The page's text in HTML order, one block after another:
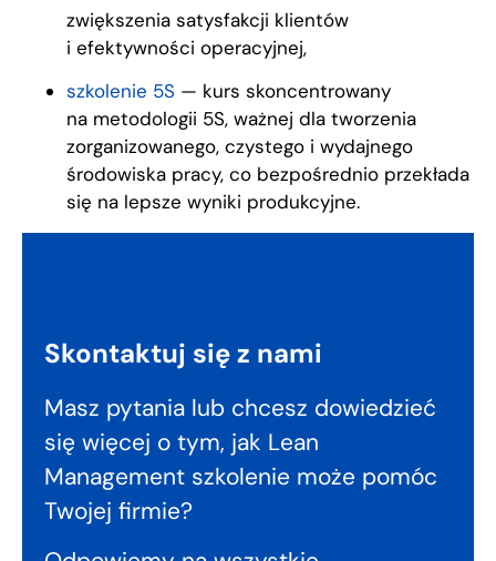
zwiększenia satysfakcji klientów
i efektywności operacyjnej,
szkolenie 5S — kurs skoncentrowany
na metodologii 5S, ważnej dla tworzenia
zorganizowanego, czystego i wydajnego
środowiska pracy, co bezpośrednio przekłada
się na lepsze wyniki produkcyjne.
Skontaktuj się z nami
Masz pytania lub chcesz dowiedzieć
się więcej o tym, jak Lean
Management szkolenie może pomóc
Twojej firmie?